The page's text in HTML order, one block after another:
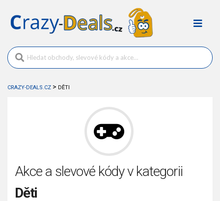
CRAZY-DEALS.CZ > DĚTI
Akce a slevové kódy v kategorii
Děti